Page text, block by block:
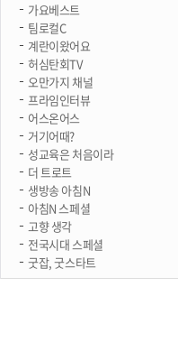
가요베스트
팀로컬C
계란이왔어요
허심탄회TV
오만가지 채널
프라임인터뷰
어스온어스
거기어때?
성교육은 처음이라
더 트로트
생방송 아침N
아침N 스페셜
고향 생각
전국시대 스페셜
굿잡, 굿스타트